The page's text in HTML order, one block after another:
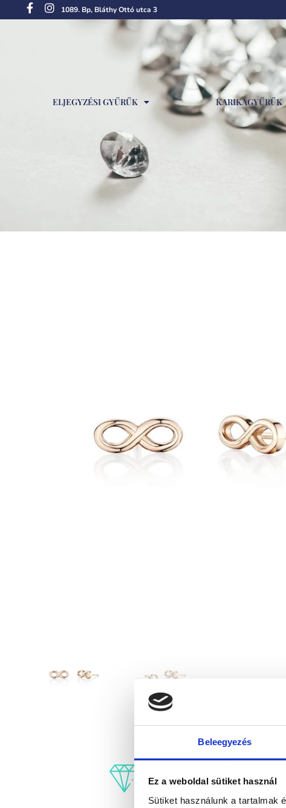
Beleegyezés
Ez a weboldal sütiket használ
Sütiket használunk a tartalmak
1089. Bp, Bláthy Ottó utca 3
ELJEGYZÉSI GYŰRŰK KARIKAGYŰRŰK